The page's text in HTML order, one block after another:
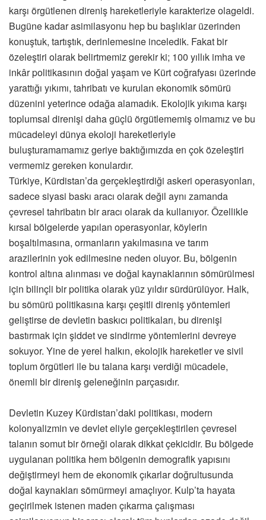
karşı örgütlenen direniş hareketleriyle karakterize olageldi.
Bugüne kadar asimilasyonu hep bu başlıklar üzerinden
konuştuk, tartıştık, derinlemesine inceledik. Fakat bir
özeleştiri olarak belirtmemiz gerekir ki; 100 yıllık imha ve
inkâr politikasının doğal yaşam ve Kürt coğrafyası üzerinde
yarattığı yıkımı, tahribatı ve kurulan ekonomik sömürü
düzenini yeterince odağa alamadık. Ekolojik yıkıma karşı
toplumsal direnişi daha güçlü örgütlememiş olmamız ve bu
mücadeleyi dünya ekoloji hareketleriyle
buluşturamamamız geriye baktığımızda en çok özeleştiri
vermemiz gereken konulardır.
Türkiye, Kürdistan’da gerçekleştirdiği askeri operasyonları,
sadece siyasi baskı aracı olarak değil aynı zamanda
çevresel tahribatın bir aracı olarak da kullanıyor. Özellikle
kırsal bölgelerde yapılan operasyonlar, köylerin
boşaltılmasına, ormanların yakılmasına ve tarım
arazilerinin yok edilmesine neden oluyor. Bu, bölgenin
kontrol altına alınması ve doğal kaynaklarının sömürülmesi
için bilinçli bir politika olarak yüz yıldır sürdürülüyor. Halk,
bu sömürü politikasına karşı çeşitli direniş yöntemleri
geliştirse de devletin baskıcı politikaları, bu direnişi
bastırmak için şiddet ve sindirme yöntemlerini devreye
sokuyor. Yine de yerel halkın, ekolojik hareketler ve sivil
toplum örgütleri ile bu talana karşı verdiği mücadele,
önemli bir direniş geleneğinin parçasıdır.
Devletin Kuzey Kürdistan’daki politikası, modern
kolonyalizmin ve devlet eliyle gerçekleştirilen çevresel
talanın somut bir örneği olarak dikkat çekicidir. Bu bölgede
uygulanan politika hem bölgenin demografik yapısını
değiştirmeyi hem de ekonomik çıkarlar doğrultusunda
doğal kaynakları sömürmeyi amaçlıyor. Kulp’ta hayata
geçirilmek istenen maden çıkarma çalışması